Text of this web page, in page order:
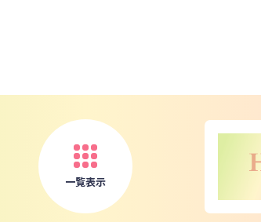
一覧表示